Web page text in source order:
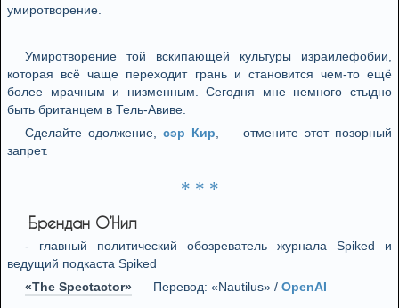
умиротворение.
Умиротворение той вскипающей культуры израилефобии,
которая всё чаще переходит грань и становится чем-то ещё
более мрачным и низменным. Сегодня мне немного стыдно
быть британцем в Тель-Авиве.
Сделайте одолжение, сэр Кир , — отмените этот позорный
запрет.
* * *
Брендан О’Нил
- главный политический обозреватель журнала Spiked и
ведущий подкаста Spiked
«The Spectactor»
Перевод: «Nautilus» / OpenAI